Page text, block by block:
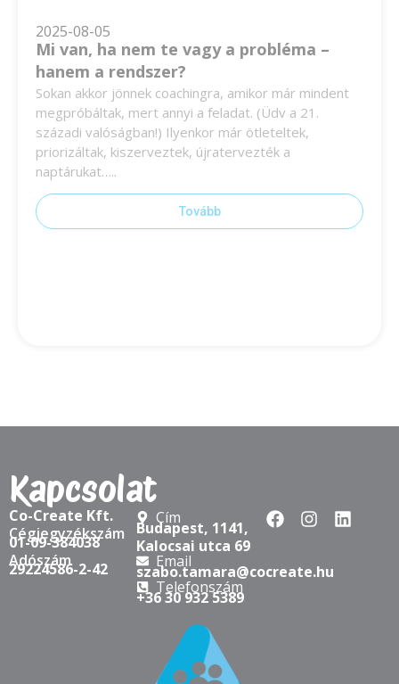
2025-08-05
Mi van, ha nem te vagy a probléma –
hanem a rendszer?
Sokan akkor jönnek coachingra, amikor már mindent
megpróbáltak, mert annyi a feladat. (Üdv a 21.
századi valóságban!) Ilyenkor már ötleteltek,
priorizáltak, kiszerveztek, újratervezték a
naptárukat…..
Tovább
Kapcsolat
Co-Create Kft.
Cégjegyzékszám
01-09-384038
Adószám
29224586-2-42
Cím
Budapest, 1141,
Kalocsai utca 69
Email
szabo.tamara@cocreate.hu
Telefonszám
+36 30 932 5389